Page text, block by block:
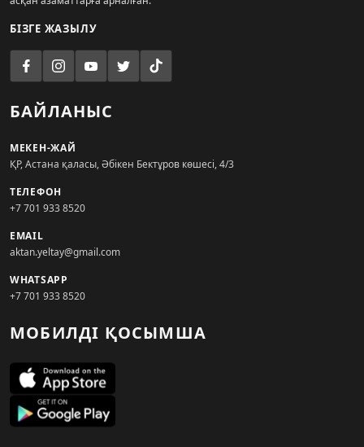
БІЗГЕ ЖАЗЫЛУ
БАЙЛАНЫС
МЕКЕН-ЖАЙ
ҚР, Астана қаласы, Әбікен Бектұров көшесі, 4/3
ТЕЛЕФОН
+7 701 933 8520
EMAIL
aktan.yeltay@gmail.com
WHATSAPP
+7 701 933 8520
МОБИЛДІ ҚОСЫМША